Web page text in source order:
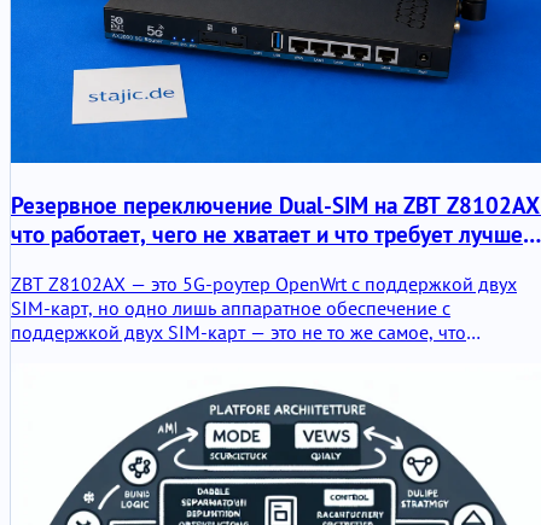
Резервное переключение Dual-SIM на ZBT
что работает, чего не хватает и что требует лучшей
ZBT Z8102AX — это 5G-роутер OpenWrt с поддержкой двух
SIM-карт, но одно лишь аппаратное обеспечение с
поддержкой двух SIM-карт — это не то же самое, что
переключение, восстановление модема, решения на основе
сигнала и четкая логика резервирования все еще требуют
более глубокого тестирования.